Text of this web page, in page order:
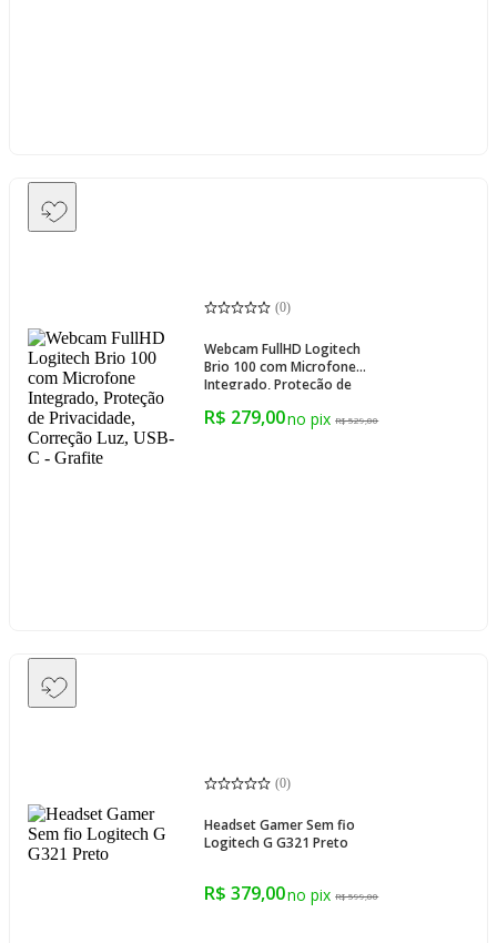
(0)
Webcam FullHD Logitech
Brio 100 com Microfone
Integrado, Proteção de
USB-C - Grafite
R$ 279,00 R$ 529,00
(0)
Headset Gamer Sem fio
Logitech G G321 Preto
R$ 379,00 R$ 599,00